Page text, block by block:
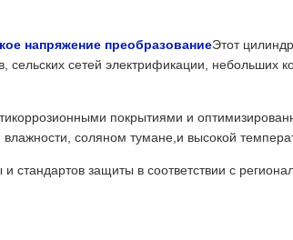
напряжение преобразованиеЭтот
сетей электрификации, небольших
покрытиями и
соляном тумане,и высокой
стандартов защиты в соответствии с